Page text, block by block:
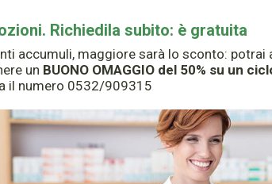
Richiedila subito: è gratuita
accumuli, maggiore sarà lo sconto: potrai
un BUONO OMAGGIO del 50% su un
il numero 0532/909315